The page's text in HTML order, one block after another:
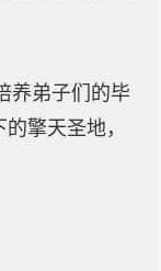
弟子们的毕
擎天圣地，